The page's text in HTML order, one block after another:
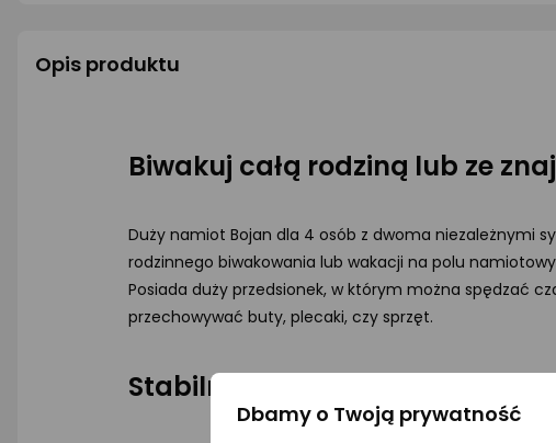
Opis produktu
Biwakuj całą rodziną lub ze
Duży namiot Bojan dla 4 osób z dwoma niezależnymi
rodzinnego biwakowania lub wakacji na polu
Posiada duży przedsionek, w którym można spędzać
przechowywać buty, plecaki, czy sprzęt.
Stabilna konstrukcja i łatwe
Dbamy o Twoją prywatność